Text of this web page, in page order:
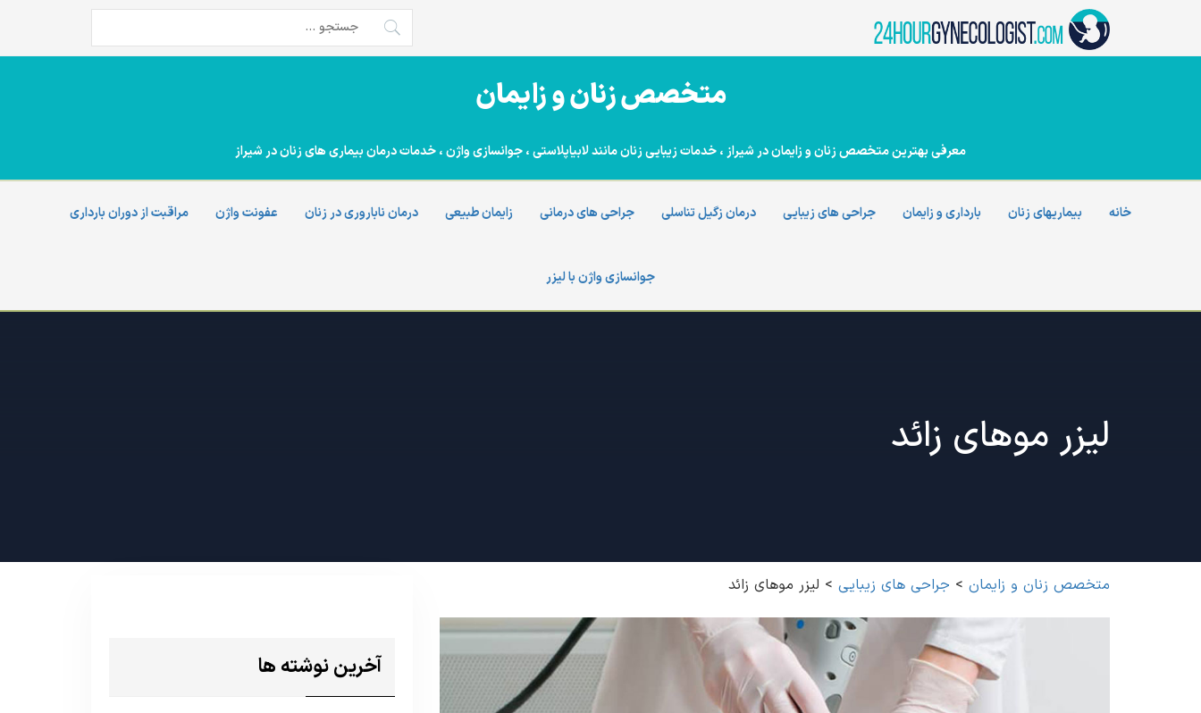
جستجو
برای:
متخصص زنان و زایمان
معرفی بهترین متخصص زنان و زایمان در شیراز ، خدمات زیبایی زنان مانند لابیاپلاستی ، جوانسازی واژن ، خدمات درمان بیماری های زنان در شیراز
خانه بیماریهای زنان بارداری و زایمان جراحی های زیبایی درمان زگیل تناسلی جراحی های درمانی زایمان طبیعی درمان ناباروری در زنان عفونت واژن مراقبت از دوران بارداری
جوانسازی واژن با لیزر
لیزر موهای زائد
متخصص زنان و زایمان > جراحی های زیبایی > لیزر موهای زائد
آخرین نوشته ها